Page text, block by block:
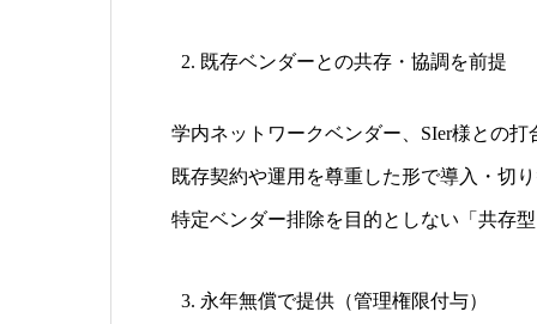
既存ベンダーとの共存・協調を前提
学内ネットワークベンダー、SIer様との
既存契約や運用を尊重した形で導入・切
特定ベンダー排除を目的としない「共存
永年無償で提供（管理権限付与）